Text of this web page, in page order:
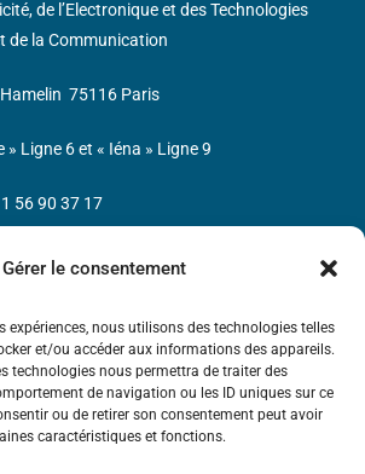
Gérer le consentement
expériences, nous utilisons des technologies telles
et/ou accéder aux informations des appareils.
technologies nous permettra de traiter des
de navigation ou les ID uniques sur ce
ou de retirer son consentement peut avoir
caractéristiques et fonctions.
découvertes d’André-
de l’Electronique et des Technologies
de la Communication
75116 Paris
» Ligne 6 et « Iéna » Ligne 9
56 90 37 17
232, Code APE : 9412Z TVA intra-
785 393 232